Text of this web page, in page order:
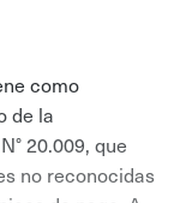
como
de la
20.009, que
no reconocidas